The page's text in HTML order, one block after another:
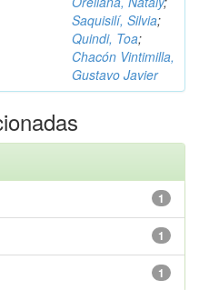
Saquisilí, Silvia;
Quindi, Toa;
Chacón Vintimilla,
Gustavo Javier
1
1
1